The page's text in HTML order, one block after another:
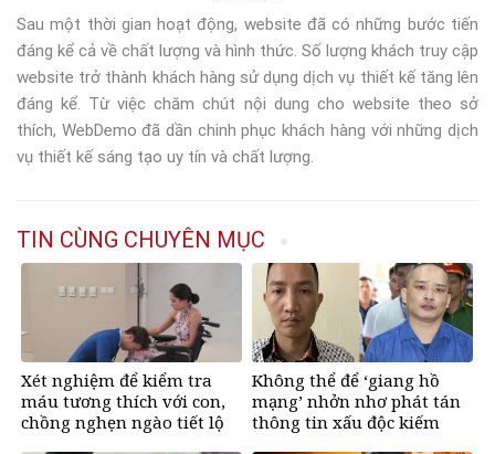
Sau một thời gian hoạt động, website đã có những bước tiến
đáng kể cả về chất lượng và hình thức. Số lượng khách truy cập
website trở thành khách hàng sử dụng dịch vụ thiết kế tăng lên
đáng kể. Từ việc chăm chút nội dung cho website theo sở
thích, WebDemo đã dần chinh phục khách hàng với những dịch
vụ thiết kế sáng tạo uy tín và chất lượng.
TIN CÙNG CHUYÊN MỤC
Xét nghiệm để kiểm tra
máu tương thích với con,
chồng nghẹn ngào tiết lộ
Không thể để ‘giang hồ
mạng’ nhởn nhơ phát tán
thông tin xấu độc kiếm